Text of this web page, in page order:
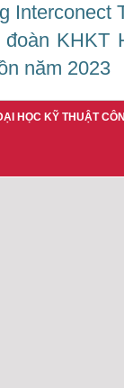
Interconect
đoàn KHKT
năm 2023
HỌC KỸ THUẬT